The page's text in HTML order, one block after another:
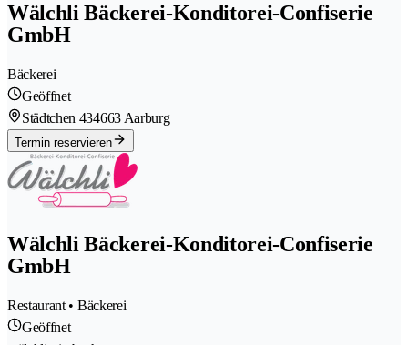
Wälchli Bäckerei-Konditorei-Confiserie
GmbH
Bäckerei
Geöffnet
Städtchen 434663 Aarburg
Termin reservieren
Wälchli Bäckerei-Konditorei-Confiserie
GmbH
Restaurant • Bäckerei
Geöffnet